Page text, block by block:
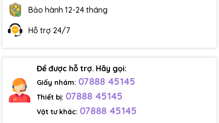
Bảo hành 12-24 tháng
Hỗ trợ 24/7
Để được hỗ trợ. Hãy gọi:
Giấy nhám: 07888 45145
Thiết bị: 07888 45145
Vật tư khác: 07888 45145